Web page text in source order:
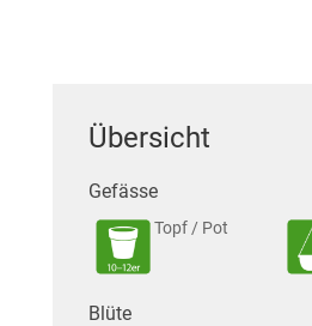
Übersicht
Gefässe
Topf / Pot
Blüte